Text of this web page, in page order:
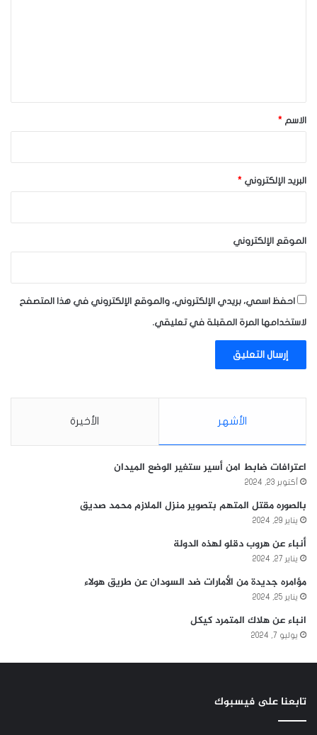
*الاسم *
البريد الإلكتروني *
الموقع الإلكتروني
احفظ اسمي، بريدي الإلكتروني، والموقع الإلكتروني في هذا المتصفح
لاستخدامها المرة المقبلة في تعليقي.
الأشهر الأخيرة
اعترافات ضابط امن أسير ستغير الوضع الميدان
أكتوبر 23, 2024
بالصوره مقتل المتهم بتصوير منزل الملازم محمد صديق
يناير 29, 2024
أنباء عن هروب دقلو لهذه الدولة
يناير 27, 2024
مؤامره جديدة من الأمارات ضد السودان عن طريق هولاء
يناير 25, 2024
انباء عن هلاك المتمرد كيكل
يوليو 7, 2024
تابعنا على فيسبوك